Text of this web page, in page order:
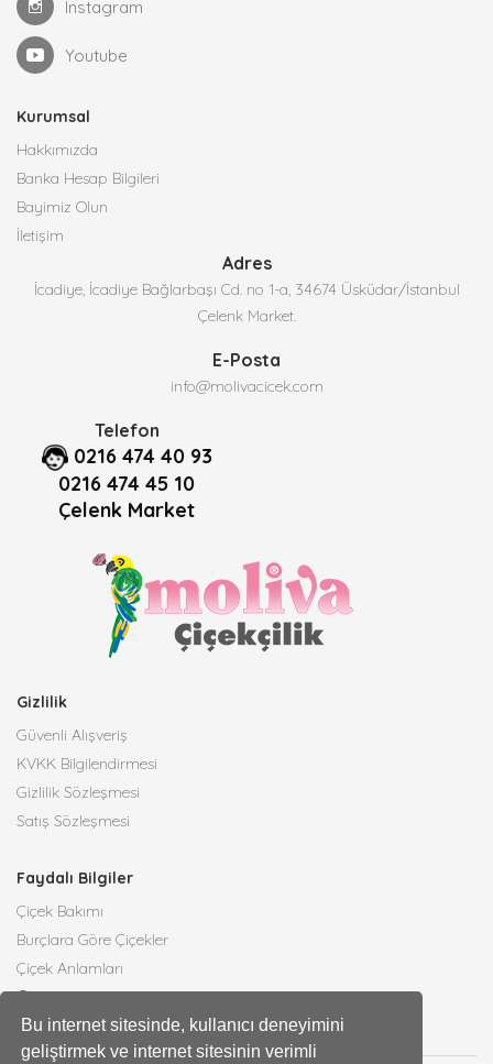
Bu internet sitesinde, kullanıcı deneyimini
geliştirmek ve internet sitesinin verimli
Instagram
Youtube
Kurumsal
Hakkımızda
Banka Hesap Bilgileri
Bayimiz Olun
İletişim
Adres
İcadiye, İcadiye Bağlarbaşı Cd. no 1-a, 34674 Üsküdar/İstanbul
Çelenk Market.
E-Posta
info@molivacicek.com
Telefon
0216 474 40 93
0216 474 45 10
Çelenk Market
Gizlilik
Güvenli Alışveriş
KVKK Bilgilendirmesi
Gizlilik Sözleşmesi
Satış Sözleşmesi
Faydalı Bilgiler
Çiçek Bakımı
Burçlara Göre Çiçekler
Çiçek Anlamları
Tüm Blog Yazıları